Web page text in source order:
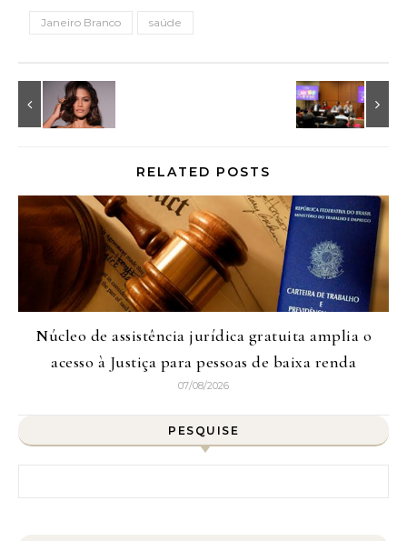
Janeiro Branco saúde
RELATED POSTS
Núcleo de assistência jurídica gratuita amplia o
acesso à Justiça para pessoas de baixa renda
07/08/2026
PESQUISE